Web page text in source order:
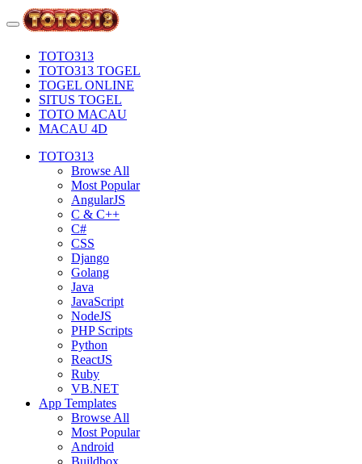
TOTO313
TOTO313 TOGEL
TOGEL ONLINE
SITUS TOGEL
TOTO MACAU
MACAU 4D
TOTO313
Browse All
Most Popular
AngularJS
C & C++
C#
CSS
Django
Golang
Java
JavaScript
NodeJS
PHP Scripts
Python
ReactJS
Ruby
VB.NET
App Templates
Browse All
Most Popular
Android
Buildbox